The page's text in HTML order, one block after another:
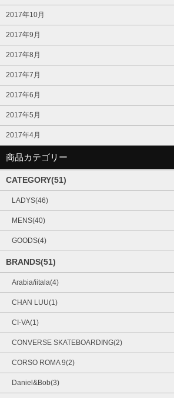
2017年10月
2017年9月
2017年8月
2017年7月
2017年6月
2017年5月
2017年4月
商品カテゴリー
CATEGORY(51)
LADYS(46)
MENS(40)
GOODS(4)
BRANDS(51)
Arabia/iitala(4)
CHAN LUU(1)
CI-VA(1)
CONVERSE SKATEBOARDING(2)
CORSO ROMA 9(2)
Daniel&Bob(3)